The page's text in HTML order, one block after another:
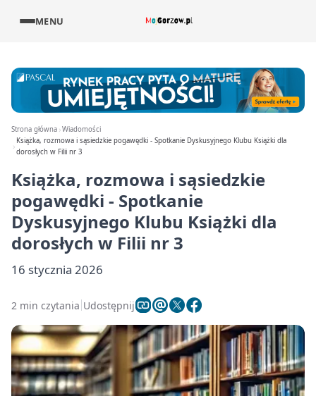
MENU
Strona główna Wiadomości
Książka, rozmowa i sąsiedzkie pogawędki - Spotkanie Dyskusyjnego Klubu Książki dla
dorosłych w Filii nr 3
Książka, rozmowa i sąsiedzkie
pogawędki - Spotkanie
Dyskusyjnego Klubu Książki dla
dorosłych w Filii nr 3
16 stycznia 2026
2 min czytania Udostępnij